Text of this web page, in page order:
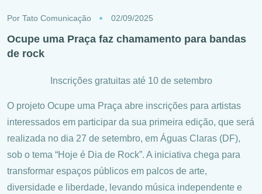
Por Tato Comunicação 02/09/2025
Ocupe uma Praça faz chamamento para bandas
de rock
Inscrições gratuitas até 10 de setembro
O projeto Ocupe uma Praça abre inscrições para artistas
interessados em participar da sua primeira edição, que será
realizada no dia 27 de setembro, em Águas Claras (DF),
sob o tema “Hoje é Dia de Rock”. A iniciativa chega para
transformar espaços públicos em palcos de arte,
diversidade e liberdade, levando música independente e